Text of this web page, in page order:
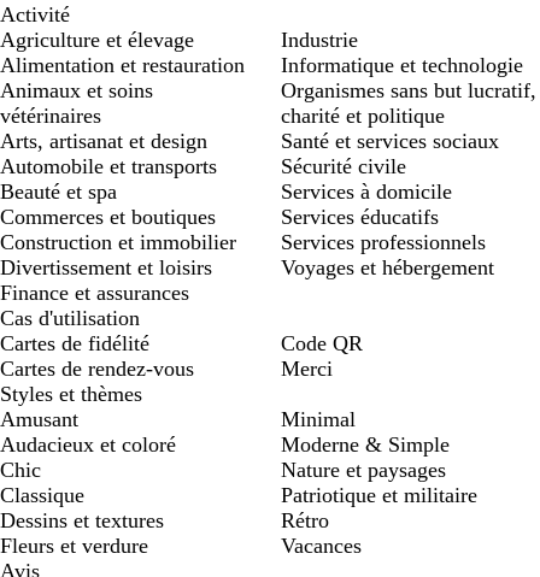
Activité
Agriculture et élevage
Alimentation et restauration
Animaux et soins
vétérinaires
Arts, artisanat et design
Automobile et transports
Beauté et spa
Commerces et boutiques
Construction et immobilier
Divertissement et loisirs
Finance et assurances
Industrie
Informatique et technologie
Organismes sans but lucratif,
charité et politique
Santé et services sociaux
Sécurité civile
Services à domicile
Services éducatifs
Services professionnels
Voyages et hébergement
Cas d'utilisation
Cartes de fidélité
Cartes de rendez-vous
Code QR
Merci
Styles et thèmes
Amusant
Audacieux et coloré
Chic
Classique
Dessins et textures
Fleurs et verdure
Minimal
Moderne & Simple
Nature et paysages
Patriotique et militaire
Rétro
Vacances
Avis